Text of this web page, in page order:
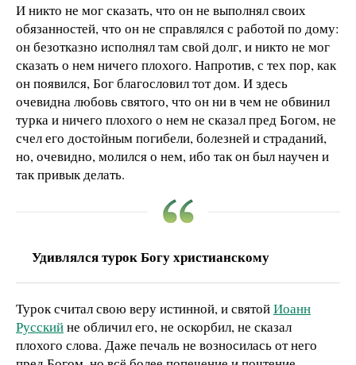
И никто не мог сказать, что он не выполнял своих
обязанностей, что он не справлялся с работой по дому:
он безотказно исполнял там свой долг, и никто не мог
сказать о нем ничего плохого. Напротив, с тех пор, как
он появился, Бог благословил тот дом. И здесь
очевидна любовь святого, что он ни в чем не обвинил
турка и ничего плохого о нем не сказал пред Богом, не
счел его достойным погибели, болезней и страданий,
но, очевидно, молился о нем, ибо так он был научен и
так привык делать.
Удивлялся турок Богу христианскому
Турок считал свою веру истинной, и святойИоанн
Русскийне обличил его, не оскорбил, не сказал
плохого слова. Даже печаль не возносилась от него